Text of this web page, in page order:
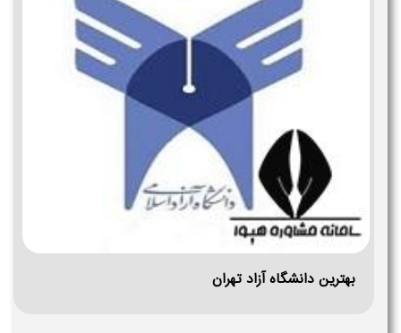
بهترین دانشگاه آزاد تهران